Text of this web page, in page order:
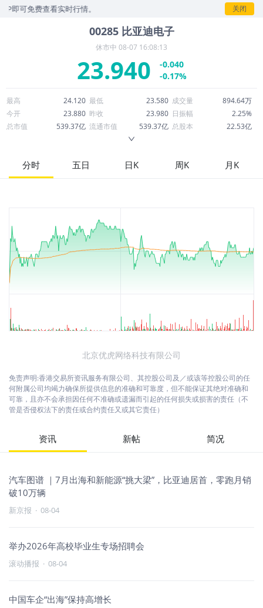
费查看实时行情。 关闭
00285 比亚迪电子
休市中 08-07 16:08:13
23.940
-0.040
-0.17%
最高 24.120 最低 23.580 成交量
894.64万
今开
23.880 昨收 23.980 日振幅
2.25%
总市值
539.37亿 流通市值 539.37亿 总股本
22.53亿
52周最高
46.374 市盈率
15.36
股息
分时 五日 日K 周K 月K
北京优虎网络科技有限公司
免责声明:香港交易所资讯服务有限公司、其控股公司及／或该等控股公司的任
何附属公司均竭力确保所提供信息的准确和可靠度，但不能保证其绝对准确和
可靠，且亦不会承担因任何不准确或遗漏而引起的任何损失或损害的责任（不
管是否侵权法下的责任或合约责任又或其它责任）
资讯 新帖 简况
汽车图谱 ｜7月出海和新能源“挑大梁”，比亚迪居首，零跑月销
破10万辆
新京报 · 08-04
举办2026年高校毕业生专场招聘会
滚动播报 · 08-04
中国车企“出海”保持高增长